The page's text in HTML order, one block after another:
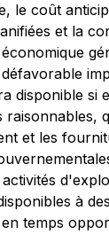
le coût
et la
disponible si
raisonnables,
et les
à
temps